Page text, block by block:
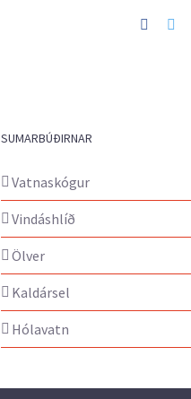
SUMARBÚÐIRNAR
Vatnaskógur
Vindáshlíð
Ölver
Kaldársel
Hólavatn